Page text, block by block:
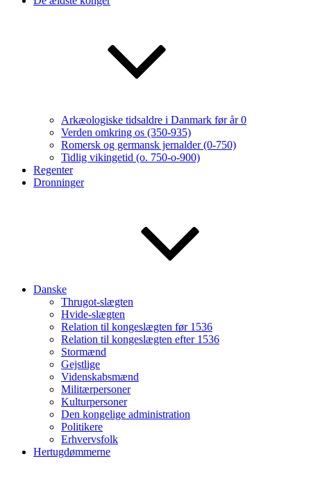
Arkæologiske tidsaldre i Danmark før år 0
Verden omkring os (350-935)
Romersk og germansk jernalder (0-750)
Tidlig vikingetid (o. 750-o-900)
Regenter
Dronninger
Danske
Thrugot-slægten
Hvide-slægten
Relation til kongeslægten før 1536
Relation til kongeslægten efter 1536
Stormænd
Gejstlige
Videnskabsmænd
Militærpersoner
Kulturpersoner
Den kongelige administration
Politikere
Erhvervsfolk
Hertugdømmerne